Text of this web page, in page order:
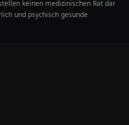
keinen medizinischen Rat dar
und psychisch gesunde